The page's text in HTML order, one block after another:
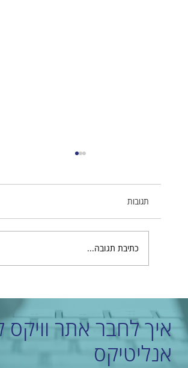
איך לחבר אתר וויקס
אנליטיקס
תגובות
כתיבת תגובה...